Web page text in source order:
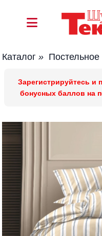
Каталог » Постельное
Зарегистрируйтесь и
бонусных баллов на